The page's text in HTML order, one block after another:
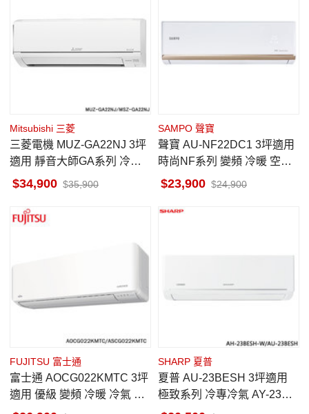
Mitsubishi 三菱
三菱電機 MUZ-GA22NJ 3坪
適用 靜音大師GA系列 冷暖
空調 MSZ-GA22NJ
34,900 35,900
SAMPO 聲寶
聲寶 AU-NF22DC1 3坪適用
時尚NF系列 變頻 冷暖 空調
AM-NF22DC1
23,900 24,900
FUJITSU 富士通
富士通 AOCG022KMTC 3坪
適用 優級 變頻 冷暖 冷氣 AS
CG022KMTC
SHARP 夏普
夏普 AU-23BESH 3坪適用
極致系列 冷專冷氣 AY-23BE
SH-W 室內機熱交換清潔